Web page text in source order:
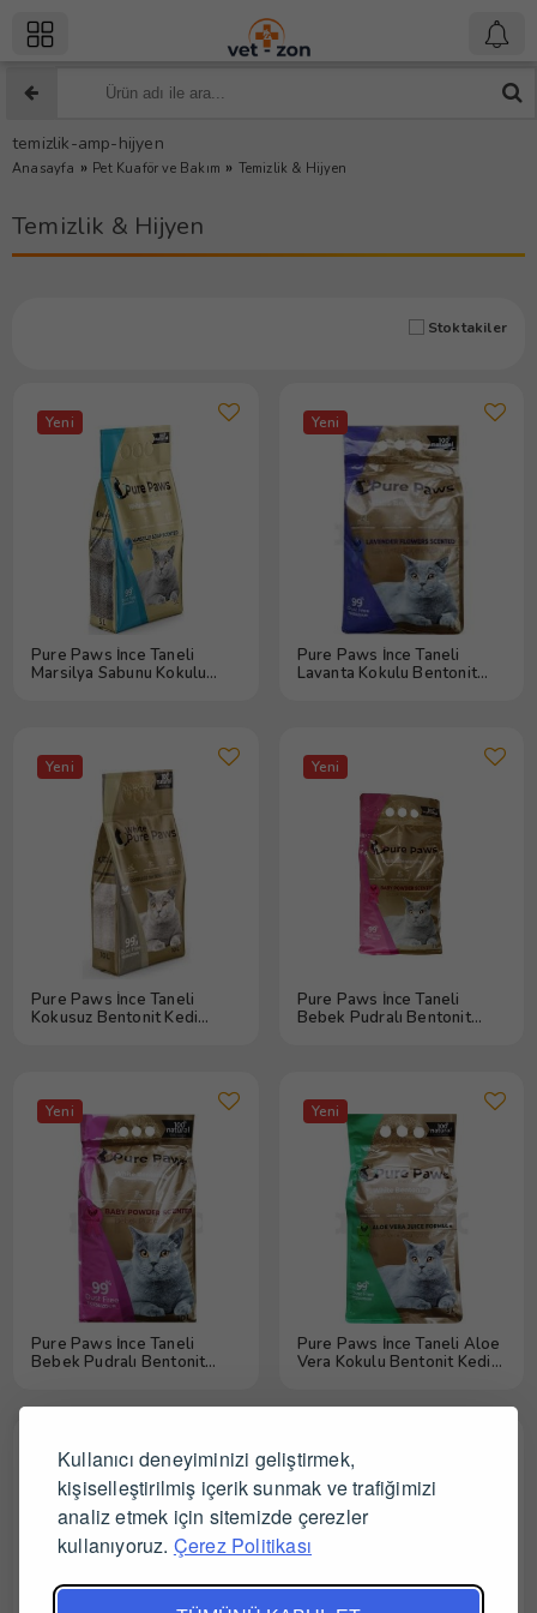
Kullanıcı deneyiminizi geliştirmek,
kişiselleştirilmiş içerik sunmak ve trafiğimizi
analiz etmek için sitemizde çerezler
kullanıyoruz. Çerez Politikası
temizlik-amp-hijyen
Anasayfa » Pet Kuaför ve Bakım » Temizlik & Hijyen
Temizlik & Hijyen
Stoktakiler
Yeni
Pure Paws İnce Taneli
Marsilya Sabunu Kokulu
Yeni
Pure Paws İnce Taneli
Lavanta Kokulu Bentonit
Yeni
Pure Paws İnce Taneli
Kokusuz Bentonit Kedi
Yeni
Pure Paws İnce Taneli
Bebek Pudralı Bentonit
Yeni
Pure Paws İnce Taneli
Bebek Pudralı Bentonit
Yeni
Pure Paws İnce Taneli Aloe
Vera Kokulu Bentonit Kedi
Yeni Yeni